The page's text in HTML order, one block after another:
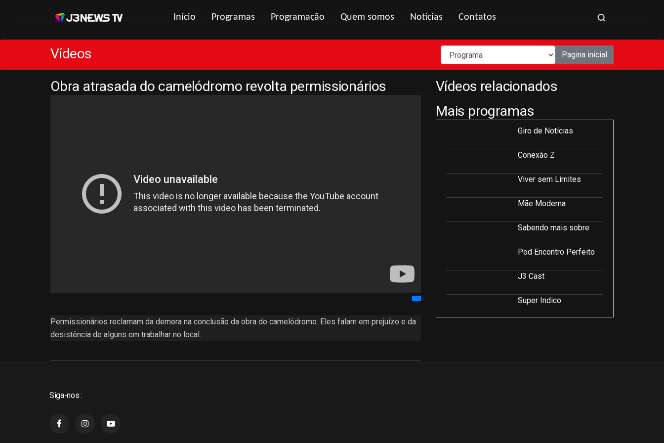
Início Programas Programação Quem somos Notícias Contatos
Vídeos Pagina inicial
Obra atrasada do camelódromo revolta permissionários
Permissionários reclamam da demora na conclusão da obra do camelódromo. Eles falam em prejuízo e da
desistência de alguns em trabalhar no local.
Vídeos relacionados
Mais programas
Giro de Notícias
Conexão Z
Viver sem Limites
Mãe Moderna
Sabendo mais sobre
Pod Encontro Perfeito
J3 Cast
Super Indico
Siga-nos :